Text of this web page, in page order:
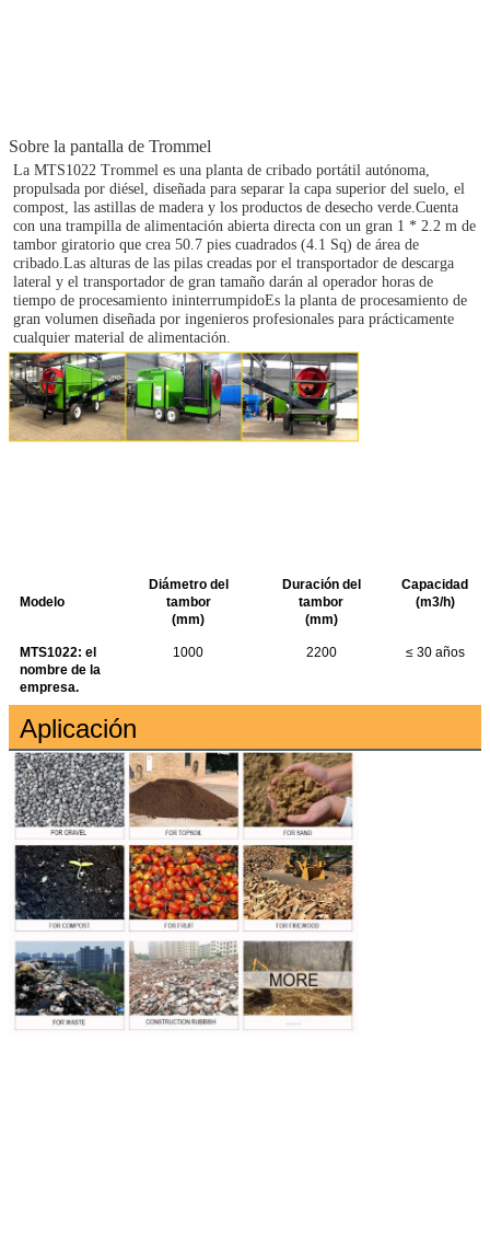
Sobre la pantalla de Trommel
La MTS1022 Trommel es una planta de cribado portátil autónoma,
propulsada por diésel, diseñada para separar la capa superior del suelo, el
compost, las astillas de madera y los productos de desecho verde.Cuenta
con una trampilla de alimentación abierta directa con un gran 1 * 2.2 m de
tambor giratorio que crea 50.7 pies cuadrados (4.1 Sq) de área de
cribado.Las alturas de las pilas creadas por el transportador de descarga
lateral y el transportador de gran tamaño darán al operador horas de
tiempo de procesamiento ininterrumpidoEs la planta de procesamiento de
gran volumen diseñada por ingenieros profesionales para prácticamente
cualquier material de alimentación.
Modelo
Diámetro del
tambor
(mm)
Duración del
tambor
(mm)
Capacidad
(m3/h)
MTS1022: el
nombre de la
empresa.
1000 2200 ≤ 30 años
Aplicación